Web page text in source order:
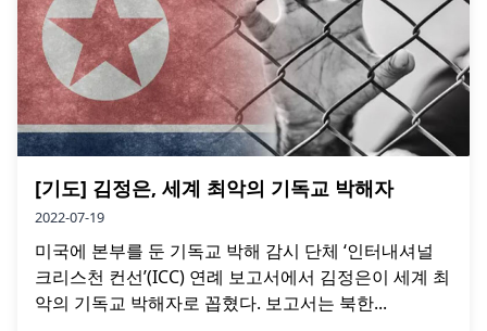
[기도] 김정은, 세계 최악의 기독교 박해자
2022-07-19
미국에 본부를 둔 기독교 박해 감시 단체 ‘인터내셔널
크리스천 컨선’(ICC) 연례 보고서에서 김정은이 세계 최
악의 기독교 박해자로 꼽혔다. 보고서는 북한...